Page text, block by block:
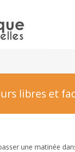
libres et
une matinée